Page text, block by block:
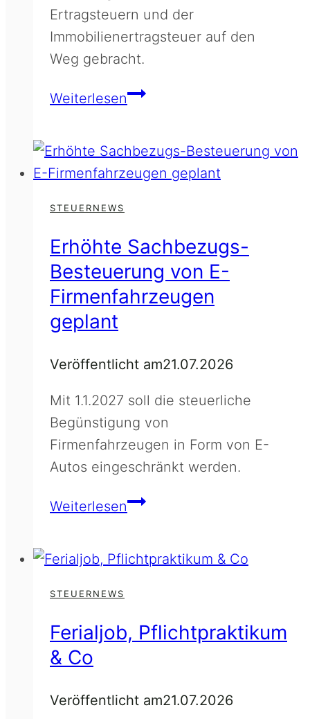
Ertragsteuern und der
Immobilienertragsteuer auf den
Weg gebracht.
WeiterlesenÄnderungen
und
ImmoESt
STEUERNEWS
Erhöhte Sachbezugs-
Besteuerung von E-
Firmenfahrzeugen
geplant
Veröffentlicht am21.07.2026
Mit 1.1.2027 soll die steuerliche
Begünstigung von
Firmenfahrzeugen in Form von E-
Autos eingeschränkt werden.
WeiterlesenErhöhte
von
geplant
STEUERNEWS
Ferialjob, Pflichtpraktikum
& Co
Veröffentlicht am21.07.2026